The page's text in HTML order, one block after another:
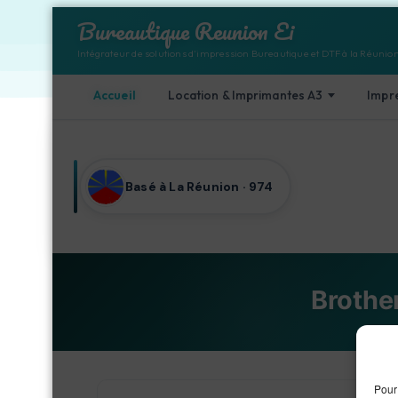
Bureautique Reunion Ei
Intégrateur de solutions d'impression Bureautique et DTF à la Réunion
Accueil Location & Imprimantes A3
Basé à La Réunion · 974